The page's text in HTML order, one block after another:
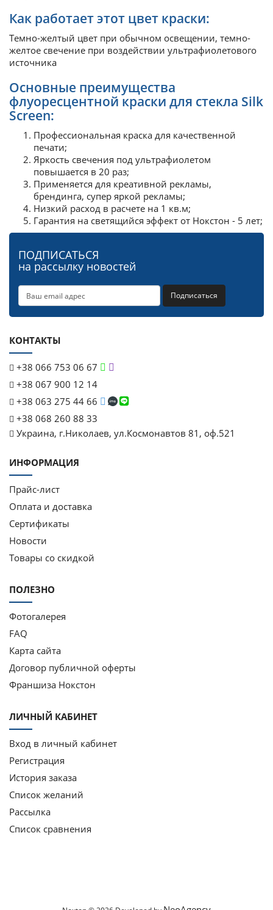
Как работает этот цвет краски:
Темно-желтый цвет при обычном освещении, темно-
желтое свечение при воздействии ультрафиолетового
источника
Основные преимущества
флуоресцентной краски для стекла Silk
Screen:
Профессиональная краска для качественной
печати;
Яркость свечения под ультрафиолетом
повышается в 20 раз;
Применяется для креативной рекламы,
брендинга, супер яркой рекламы;
Низкий расход в расчете на 1 кв.м;
Гарантия на светящийся эффект от Нокстон - 5 лет;
ПОДПИСАТЬСЯ
на рассылку новостей
Подписаться
КОНТАКТЫ
+38 066 753 06 67
+38 067 900 12 14
+38 063 275 44 66
+38 068 260 88 33
Украина, г.Николаев, ул.Космонавтов 81, оф.521
ИНФОРМАЦИЯ
Прайс-лист
Оплата и доставка
Сертификаты
Новости
Товары со скидкой
ПОЛЕЗНО
Фотогалерея
FAQ
Карта сайта
Договор публичной оферты
Франшиза Нокстон
ЛИЧНЫЙ КАБИНЕТ
Вход в личный кабинет
Регистрация
История заказа
Список желаний
Рассылка
Список сравнения